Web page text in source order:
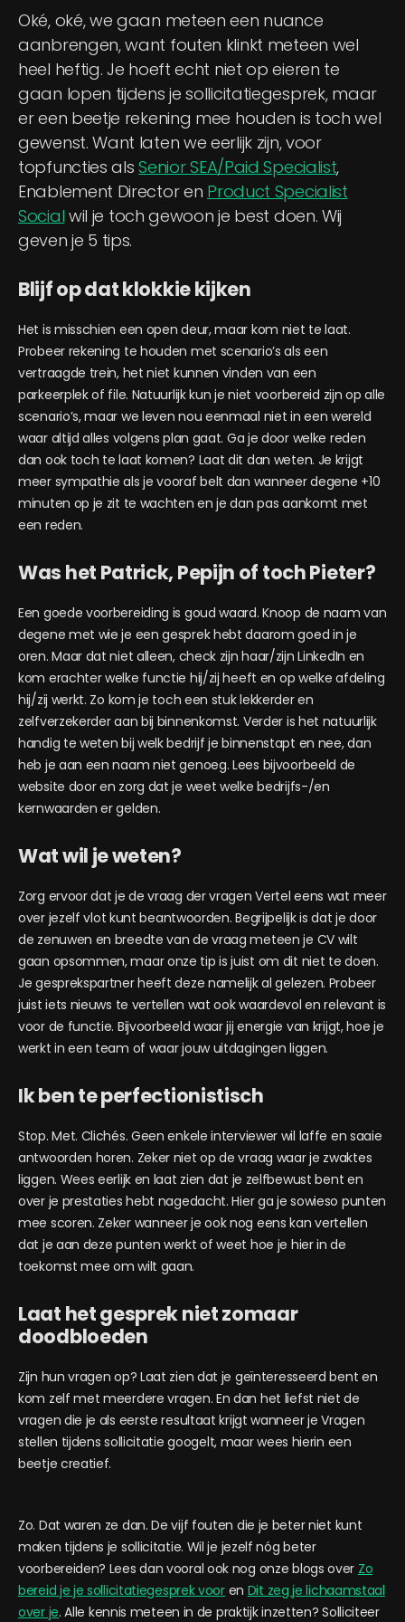
Oké, oké, we gaan meteen een nuance
aanbrengen, want fouten klinkt meteen wel
heel heftig. Je hoeft echt niet op eieren te
gaan lopen tijdens je sollicitatiegesprek, maar
er een beetje rekening mee houden is toch wel
gewenst. Want laten we eerlijk zijn, voor
topfuncties alsSenior SEA/Paid Specialist,
Enablement Director en Product Specialist
Social wil je toch gewoon je best doen. Wij
geven je 5 tips.
Blijf op dat klokkie kijken
Het is misschien een open deur, maar kom niet te laat.
Probeer rekening te houden met scenario’s als een
vertraagde trein, het niet kunnen vinden van een
parkeerplek of file. Natuurlijk kun je niet voorbereid zijn op alle
scenario’s, maar we leven nou eenmaal niet in een wereld
waar altijd alles volgens plan gaat. Ga je door welke reden
dan ook toch te laat komen? Laat dit dan weten. Je krijgt
meer sympathie als je vooraf belt dan wanneer degene +10
minuten op je zit te wachten en je dan pas aankomt met
een reden.
Was het Patrick, Pepijn of toch Pieter?
Een goede voorbereiding is goud waard. Knoop de naam van
degene met wie je een gesprek hebt daarom goed in je
oren. Maar dat niet alleen, check zijn haar/zijn LinkedIn en
kom erachter welke functie hij/zij heeft en op welke afdeling
hij/zij werkt. Zo kom je toch een stuk lekkerder en
zelfverzekerder aan bij binnenkomst. Verder is het natuurlijk
handig te weten bij welk bedrijf je binnenstapt en nee, dan
heb je aan een naam niet genoeg. Lees bijvoorbeeld de
website door en zorg dat je weet welke bedrijfs-/en
kernwaarden er gelden.
Wat wil je weten?
Zorg ervoor dat je de vraag der vragenVertel eens wat meer
over jezelf vlot kunt beantwoorden. Begrijpelijk is dat je door
de zenuwen en breedte van de vraag meteen je CV wilt
gaan opsommen, maar onze tip is juist om dit niet te doen.
Je gesprekspartner heeft deze namelijk al gelezen. Probeer
juist iets nieuws te vertellen wat ook waardevol en relevant is
voor de functie. Bijvoorbeeld waar jij energie van krijgt, hoe je
werkt in een team of waar jouw uitdagingen liggen.
Ik ben te perfectionistisch
Stop. Met. Clichés. Geen enkele interviewer wil laffe en saaie
antwoorden horen. Zeker niet op de vraag waar je zwaktes
liggen. Wees eerlijk en laat zien dat je zelfbewust bent en
over je prestaties hebt nagedacht. Hier ga je sowieso punten
mee scoren. Zeker wanneer je ook nog eens kan vertellen
dat je aan deze punten werkt of weet hoe je hier in de
toekomst mee om wilt gaan.
Laat het gesprek niet zomaar
doodbloeden
Zijn hun vragen op? Laat zien dat je geïnteresseerd bent en
kom zelf met meerdere vragen. En dan het liefst niet de
vragen die je als eerste resultaat krijgt wanneer jeVragen
stellen tijdens sollicitatie googelt, maar wees hierin een
beetje creatief.
Zo. Dat waren ze dan. De vijf fouten die je beter niet kunt
maken tijdens je sollicitatie. Wil je jezelf nóg beter
voorbereiden? Lees dan vooral ook nog onze blogs over Zo
bereid je je sollicitatiegesprek vooren Dit zeg je lichaamstaal
over je. Alle kennis meteen in de praktijk inzetten? Solliciteer